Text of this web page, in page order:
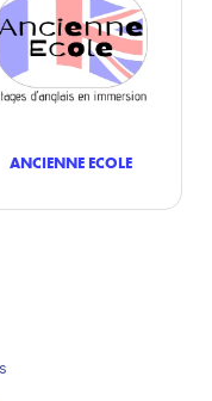
ANCIENNE ECOLE